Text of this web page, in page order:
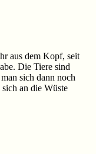
aus dem Kopf, seit
Die Tiere sind
sich dann noch
an die Wüste